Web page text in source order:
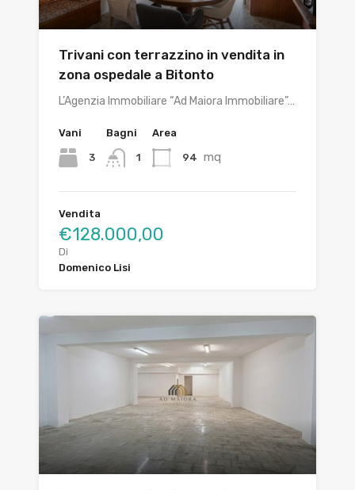
Trivani con terrazzino in vendita in
zona ospedale a Bitonto
L’Agenzia Immobiliare “Ad Maiora Immobiliare”…
Vani
3
Bagni
1
Area
94 mq
Vendita
€128.000,00
Di
Domenico Lisi